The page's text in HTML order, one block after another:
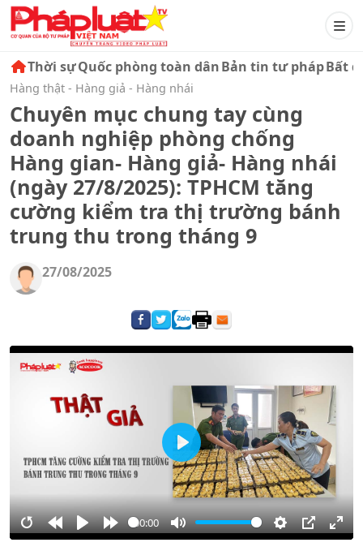
Thời sựQuốc phòng toàn dânBản tin tư phápBất
Hàng thật - Hàng giả - Hàng nhái
Chuyên mục chung tay cùng
doanh nghiệp phòng chống
Hàng gian- Hàng giả- Hàng nhái
(ngày 27/8/2025): TPHCM tăng
cường kiểm tra thị trường bánh
trung thu trong tháng 9
27/08/2025
RestartRewind
PlayForward
00:00
Mute Settings
PIP
Play